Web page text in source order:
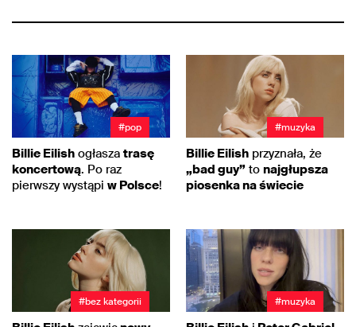
#pop
Billie Eilish ogłasza trasę
koncertową. Po raz
pierwszy wystąpi w Polsce!
#muzyka
Billie Eilish przyznała, że
„bad guy” to najgłupsza
piosenka na świecie
#bez kategorii #muzyka